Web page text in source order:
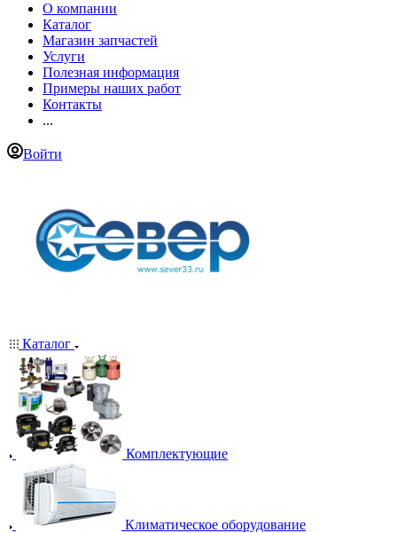
О компании
Каталог
Магазин запчастей
Услуги
Полезная информация
Примеры наших работ
Контакты
...
Войти
Каталог
Комплектующие
Климатическое оборудование